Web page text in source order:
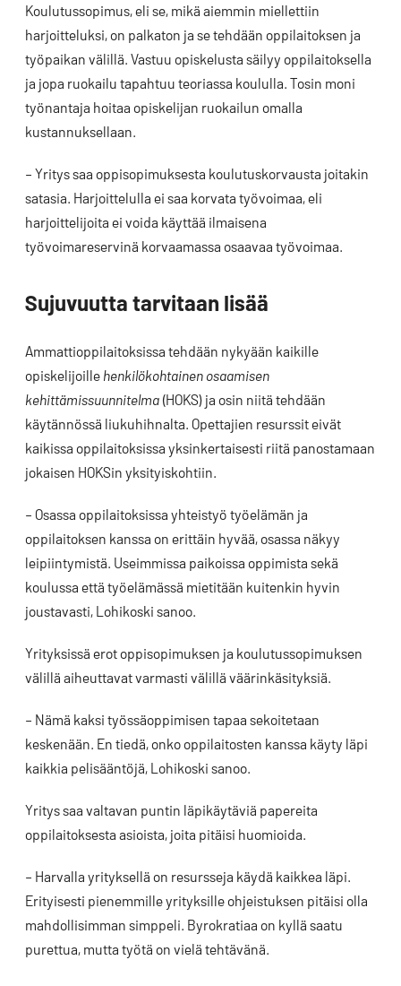
Koulutussopimus, eli se, mikä aiemmin miellettiin
harjoitteluksi, on palkaton ja se tehdään oppilaitoksen ja
työpaikan välillä. Vastuu opiskelusta säilyy oppilaitoksella
ja jopa ruokailu tapahtuu teoriassa koululla. Tosin moni
työnantaja hoitaa opiskelijan ruokailun omalla
kustannuksellaan.
– Yritys saa oppisopimuksesta koulutuskorvausta joitakin
satasia. Harjoittelulla ei saa korvata työvoimaa, eli
harjoittelijoita ei voida käyttää ilmaisena
työvoimareservinä korvaamassa osaavaa työvoimaa.
Sujuvuutta tarvitaan lisää
Ammattioppilaitoksissa tehdään nykyään kaikille
opiskelijoille henkilökohtainen osaamisen
kehittämissuunnitelma (HOKS) ja osin niitä tehdään
käytännössä liukuhihnalta. Opettajien resurssit eivät
kaikissa oppilaitoksissa yksinkertaisesti riitä panostamaan
jokaisen HOKSin yksityiskohtiin.
– Osassa oppilaitoksissa yhteistyö työelämän ja
oppilaitoksen kanssa on erittäin hyvää, osassa näkyy
leipiintymistä. Useimmissa paikoissa oppimista sekä
koulussa että työelämässä mietitään kuitenkin hyvin
joustavasti, Lohikoski sanoo.
Yrityksissä erot oppisopimuksen ja koulutussopimuksen
välillä aiheuttavat varmasti välillä väärinkäsityksiä.
– Nämä kaksi työssäoppimisen tapaa sekoitetaan
keskenään. En tiedä, onko oppilaitosten kanssa käyty läpi
kaikkia pelisääntöjä, Lohikoski sanoo.
Yritys saa valtavan puntin läpikäytäviä papereita
oppilaitoksesta asioista, joita pitäisi huomioida.
– Harvalla yrityksellä on resursseja käydä kaikkea läpi.
Erityisesti pienemmille yrityksille ohjeistuksen pitäisi olla
mahdollisimman simppeli. Byrokratiaa on kyllä saatu
purettua, mutta työtä on vielä tehtävänä.